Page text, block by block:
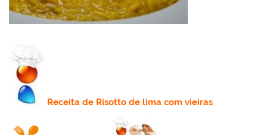
Receitade Risotto de lima com vieiras